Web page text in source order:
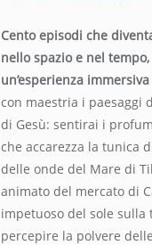
Cento episodi che
nello spazio e nel
un’esperienza
con maestria i paesaggi
di Gesù: sentirai i
che accarezza la tunica
delle onde del Mare di
animato del mercato di
impetuoso del sole sulla
percepire la polvere